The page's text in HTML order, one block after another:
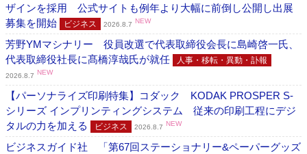
ザインを採用 公式サイトも例年より大幅に前倒し公開し出展
募集を開始
ビジネス 2026.8.7 NEW
芳野YMマシナリー 役員改選で代表取締役会長に島崎啓一氏、
代表取締役社長に髙橋淳哉氏が就任
人事・移転・異動・訃報
2026.8.7 NEW
【パーソナライズ印刷特集】コダック KODAK PROSPER S-
シリーズ インプリンティングシステム 従来の印刷工程にデジ
タルの力を加える
ビジネス 2026.8.7 NEW
ビジネスガイド社 「第67回ステーショナリー&ペーパーグッズ